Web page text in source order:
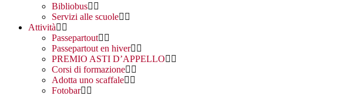
Bibliobus
Servizi alle scuole
Attività
Passepartout
Passepartout en hiver
PREMIO ASTI D’APPELLO
Corsi di formazione
Adotta uno scaffale
Fotobar